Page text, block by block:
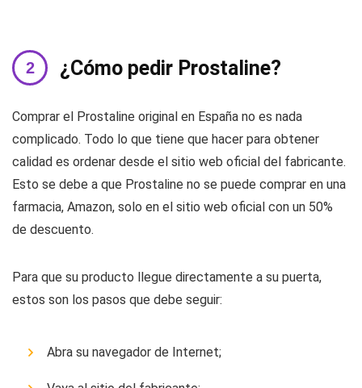
¿Cómo pedir Prostaline?
Comprar el Prostaline original en España no es nada
complicado. Todo lo que tiene que hacer para obtener
calidad es ordenar desde el sitio web oficial del fabricante.
Esto se debe a que Prostaline no se puede comprar en una
farmacia, Amazon, solo en el sitio web oficial con un 50%
de descuento.
Para que su producto llegue directamente a su puerta,
estos son los pasos que debe seguir:
Abra su navegador de Internet;